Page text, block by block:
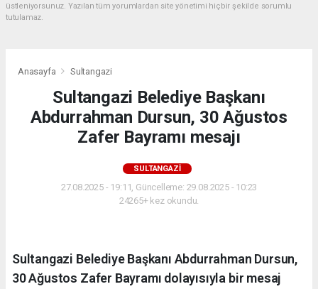
üstleniyorsunuz. Yazılan tüm yorumlardan site yönetimi hiçbir şekilde sorumlu
tutulamaz.
Anasayfa Sultangazi
Sultangazi Belediye Başkanı
Abdurrahman Dursun, 30 Ağustos
Zafer Bayramı mesajı
SULTANGAZI
27.08.2025 - 19:11, Güncelleme: 29.08.2025 - 10:23
24265+ kez okundu.
Sultangazi Belediye Başkanı Abdurrahman Dursun,
30 Ağustos Zafer Bayramı dolayısıyla bir mesaj